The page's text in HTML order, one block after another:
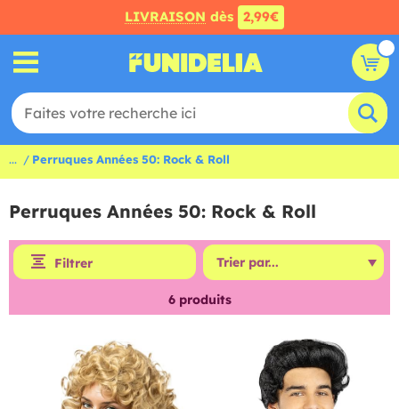
LIVRAISON dès 2,99€
... Perruques Années 50: Rock & Roll
Perruques Années 50: Rock & Roll
Filtrer
6produits